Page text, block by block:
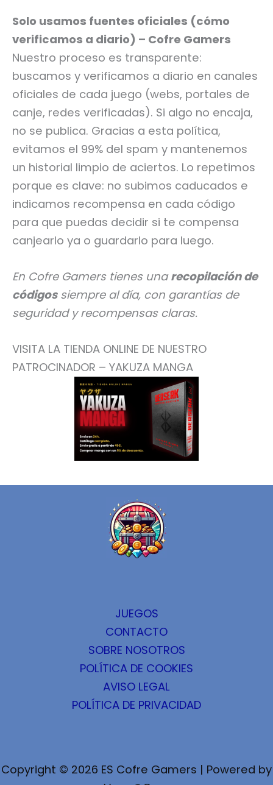
Solo usamos fuentes oficiales (cómo
verificamos a diario) – Cofre Gamers
Nuestro proceso es transparente:
buscamos y verificamos a diario en canales
oficiales de cada juego (webs, portales de
canje, redes verificadas). Si algo no encaja,
no se publica. Gracias a esta política,
evitamos el 99% del spam y mantenemos
un historial limpio de aciertos. Lo repetimos
porque es clave: no subimos caducados e
indicamos recompensa en cada código
para que puedas decidir si te compensa
canjearlo ya o guardarlo para luego.
En Cofre Gamers tienes unarecopilación de
códigossiempre al día, con garantías de
seguridad y recompensas claras.
VISITA LA TIENDA ONLINE DE NUESTRO
PATROCINADOR – YAKUZA MANGA
JUEGOS
CONTACTO
SOBRE NOSOTROS
POLÍTICA DE COOKIES
AVISO LEGAL
POLÍTICA DE PRIVACIDAD
Copyright © 2026 ES Cofre Gamers | Powered by